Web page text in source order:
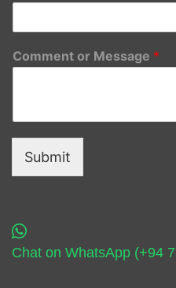
Comment or Message *
Submit
Chat on WhatsApp (+94